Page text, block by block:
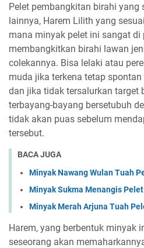
Pelet pembangkitan birahi yang
lainnya, Harem Lilith yang
mana minyak pelet ini sangat di
membangkitkan birahi lawan
colekannya. Bisa lelaki atau
muda jika terkena tetap
dan jika tidak tersalurkan target
terbayang-bayang bersetubuh
tidak akan puas sebelum
tersebut.
BACA JUGA
Minyak Nawang Wulan Tuah
Minyak Sukma Menangis
Minyak Merah Arjuna Tuah
Harem, yang berbentuk minyak
seseorang akan